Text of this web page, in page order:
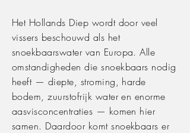
Het Hollands Diep wordt door veel
vissers beschouwd als het
snoekbaarswater van Europa. Alle
omstandigheden die snoekbaars nodig
heeft — diepte, stroming, harde
bodem, zuurstofrijk water en enorme
aasvisconcentraties — komen hier
samen. Daardoor komt snoekbaars er